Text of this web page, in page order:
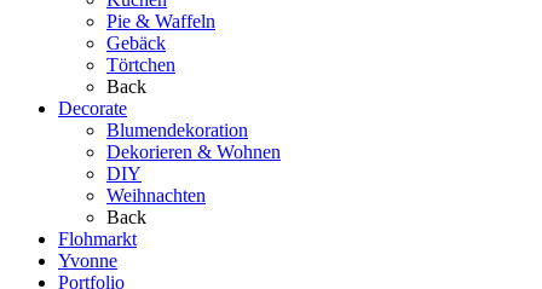
Pie & Waffeln
Gebäck
Törtchen
Back
Decorate
Blumendekoration
Dekorieren & Wohnen
DIY
Weihnachten
Back
Flohmarkt
Yvonne
Portfolio